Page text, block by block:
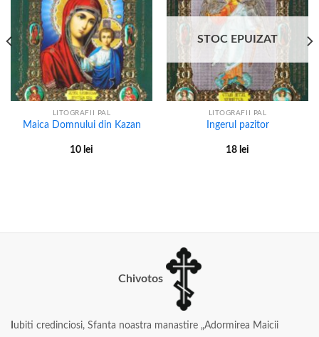
LITOGRAFII PAL
Maica Domnului din Kazan
10 lei
STOC EPUIZAT
LITOGRAFII PAL
Ingerul pazitor
18 lei
Chivotos
ubiti credinciosi, Sfanta noastra manastire „Adormirea Maicii